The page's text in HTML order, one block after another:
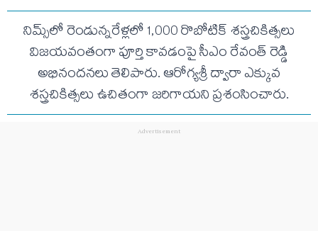
నిమ్స్‌లో రెండున్నరేళ్లలో 1,000 రొబోటిక్ శస్త్రచికిత్సలు
విజయవంతంగా పూర్తి కావడంపై సీఎం రేవంత్ రెడ్డి
అభినందనలు తెలిపారు. ఆరోగ్యశ్రీ ద్వారా ఎక్కువ
శస్త్రచికిత్సలు ఉచితంగా జరిగాయని ప్రశంసించారు.